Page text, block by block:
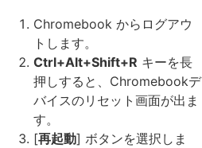
Chromebook からログアウ
トします。
Ctrl+Alt+Shift+R キーを長
押しすると、Chromebookデ
バイスのリセット画面が出ま
す。
[再起動] ボタンを選択しま